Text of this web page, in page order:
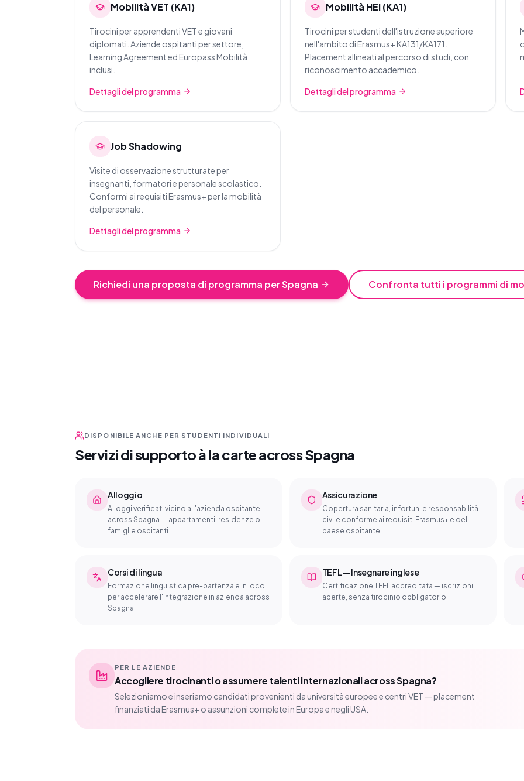
Mobilità VET (KA1)
Tirocini per apprendenti VET e giovani
diplomati. Aziende ospitanti per settore,
Learning Agreement ed Europass Mobilità
inclusi.
Dettagli del programma
Mobilità HEI (KA1)
Tirocini per studenti dell'istruzione superiore
nell'ambito di Erasmus+ KA131/KA171.
Placement allineati al percorso di studi, con
riconoscimento accademico.
Dettagli del programma
Job Shadowing
Visite di osservazione strutturate per
insegnanti, formatori e personale scolastico.
Conformi ai requisiti Erasmus+ per la mobilità
del personale.
Dettagli del programma
Richiedi una proposta di programma per Spagna Confronta tutti i programmi di
DISPONIBILE ANCHE PER STUDENTI INDIVIDUALI
Servizi di supporto à la carte across Spagna
Alloggio
Alloggi verificati vicino all'azienda ospitante
across Spagna — appartamenti, residenze o
famiglie ospitanti.
Assicurazione
Copertura sanitaria, infortuni e responsabilità
civile conforme ai requisiti Erasmus+ e del
paese ospitante.
Corsi di lingua
Formazione linguistica pre-partenza e in loco
per accelerare l'integrazione in azienda across
Spagna.
TEFL — Insegnare inglese
Certificazione TEFL accreditata — iscrizioni
aperte, senza tirocinio obbligatorio.
PER LE AZIENDE
Accogliere tirocinanti o assumere talenti internazionali across Spagna?
Selezioniamo e inseriamo candidati provenienti da università europee e centri VET — placement
finanziati da Erasmus+ o assunzioni complete in Europa e negli USA.